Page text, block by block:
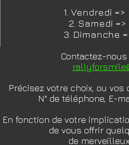
1. Vendredi
2. Samedi
3. Dimanche
Contactez-
Précisez votre choix, ou vos
N° de téléphone, E-
En fonction de votre
de vous offrir
de